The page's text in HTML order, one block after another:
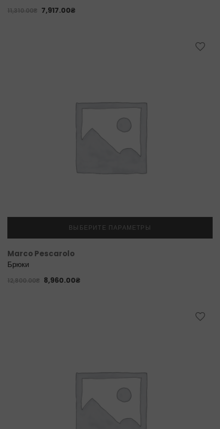
11,310.00₴ 7,917.00₴
ВЫБЕРИТЕ ПАРАМЕТРЫ
Marco Pescarolo
Брюки
12,800.00₴ 8,960.00₴